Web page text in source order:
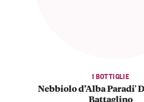
1 BOTTIGLIE
Nebbiolo d’Alba Paradi'
Battaglino